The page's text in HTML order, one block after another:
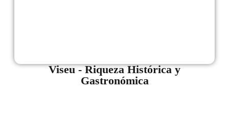
Viseu - Riqueza Histórica y
Gastronómica